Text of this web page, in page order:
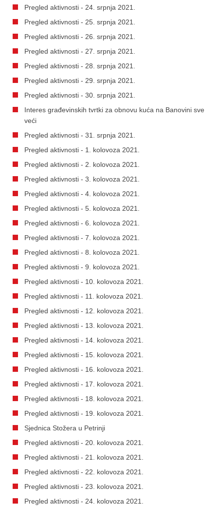
Pregled aktivnosti - 24. srpnja 2021.
Pregled aktivnosti - 25. srpnja 2021.
Pregled aktivnosti - 26. srpnja 2021.
Pregled aktivnosti - 27. srpnja 2021.
Pregled aktivnosti - 28. srpnja 2021.
Pregled aktivnosti - 29. srpnja 2021.
Pregled aktivnosti - 30. srpnja 2021.
Interes građevinskih tvrtki za obnovu kuća na Banovini sve
veći
Pregled aktivnosti - 31. srpnja 2021.
Pregled aktivnosti - 1. kolovoza 2021.
Pregled aktivnosti - 2. kolovoza 2021.
Pregled aktivnosti - 3. kolovoza 2021.
Pregled aktivnosti - 4. kolovoza 2021.
Pregled aktivnosti - 5. kolovoza 2021.
Pregled aktivnosti - 6. kolovoza 2021.
Pregled aktivnosti - 7. kolovoza 2021.
Pregled aktivnosti - 8. kolovoza 2021.
Pregled aktivnosti - 9. kolovoza 2021.
Pregled aktivnosti - 10. kolovoza 2021.
Pregled aktivnosti - 11. kolovoza 2021.
Pregled aktivnosti - 12. kolovoza 2021.
Pregled aktivnosti - 13. kolovoza 2021.
Pregled aktivnosti - 14. kolovoza 2021.
Pregled aktivnosti - 15. kolovoza 2021.
Pregled aktivnosti - 16. kolovoza 2021.
Pregled aktivnosti - 17. kolovoza 2021.
Pregled aktivnosti - 18. kolovoza 2021.
Pregled aktivnosti - 19. kolovoza 2021.
Sjednica Stožera u Petrinji
Pregled aktivnosti - 20. kolovoza 2021.
Pregled aktivnosti - 21. kolovoza 2021.
Pregled aktivnosti - 22. kolovoza 2021.
Pregled aktivnosti - 23. kolovoza 2021.
Pregled aktivnosti - 24. kolovoza 2021.